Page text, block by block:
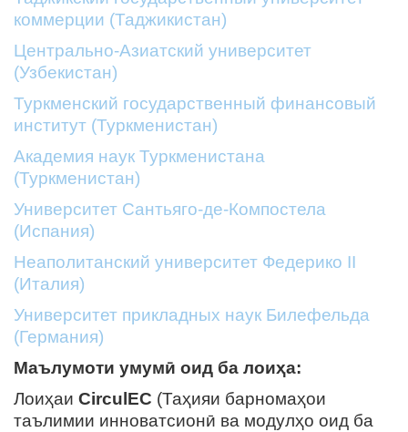
коммерции (Таджикистан)
Центрально-Азиатский университет
(Узбекистан)
Туркменский государственный финансовый
институт (Туркменистан)
Академия наук Туркменистана
(Туркменистан)
Университет Сантьяго-де-Компостела
(Испания)
Неаполитанский университет Федерико II
(Италия)
Университет прикладных наук Билефельда
(Германия)
Маълумоти умумӣ оид ба лоиҳа:
Лоиҳаи CirculEC (Таҳияи барномаҳои
таълимии инноватсионӣ ва модулҳо оид ба